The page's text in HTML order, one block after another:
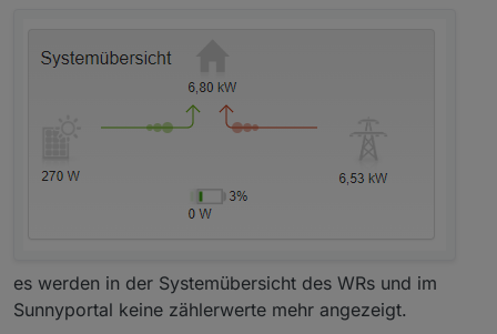
es werden in der Systemübersicht des WRs und im
Sunnyportal keine zählerwerte mehr angezeigt.